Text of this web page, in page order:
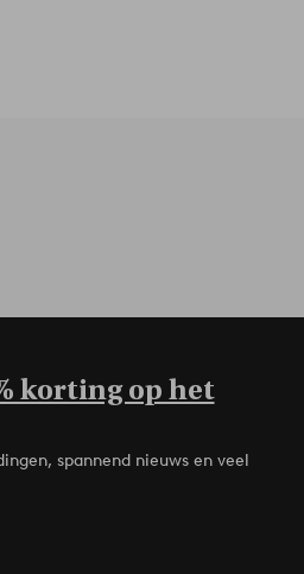
korting op het
spannend nieuws en veel